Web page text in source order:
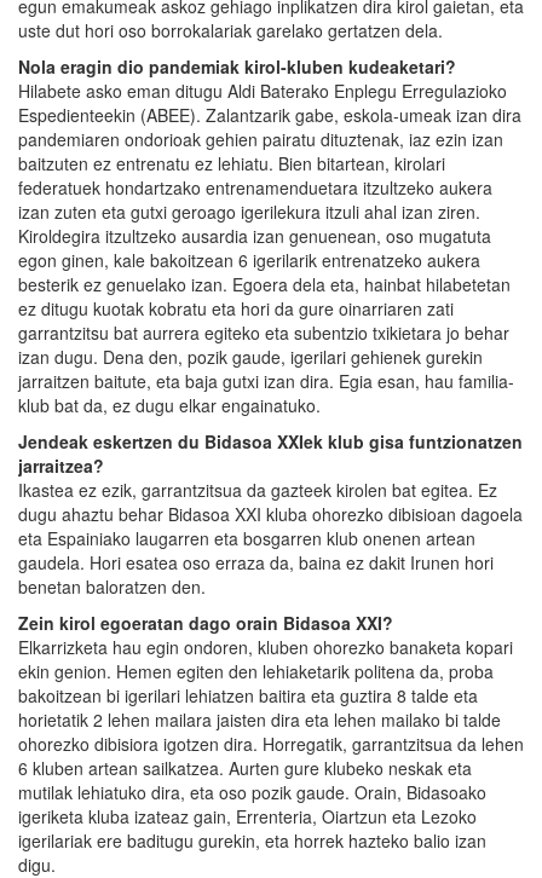
egun emakumeak askoz gehiago inplikatzen dira kirol gaietan, eta
uste dut hori oso borrokalariak garelako gertatzen dela.
Nola eragin dio pandemiak kirol-kluben kudeaketari?
Hilabete asko eman ditugu Aldi Baterako Enplegu Erregulazioko
Espedienteekin (ABEE). Zalantzarik gabe, eskola-umeak izan dira
pandemiaren ondorioak gehien pairatu dituztenak, iaz ezin izan
baitzuten ez entrenatu ez lehiatu. Bien bitartean, kirolari
federatuek hondartzako entrenamenduetara itzultzeko aukera
izan zuten eta gutxi geroago igerilekura itzuli ahal izan ziren.
Kiroldegira itzultzeko ausardia izan genuenean, oso mugatuta
egon ginen, kale bakoitzean 6 igerilarik entrenatzeko aukera
besterik ez genuelako izan. Egoera dela eta, hainbat hilabetetan
ez ditugu kuotak kobratu eta hori da gure oinarriaren zati
garrantzitsu bat aurrera egiteko eta subentzio txikietara jo behar
izan dugu. Dena den, pozik gaude, igerilari gehienek gurekin
jarraitzen baitute, eta baja gutxi izan dira. Egia esan, hau familia-
klub bat da, ez dugu elkar engainatuko.
Jendeak eskertzen du Bidasoa XXIek klub gisa funtzionatzen
jarraitzea?
Ikastea ez ezik, garrantzitsua da gazteek kirolen bat egitea. Ez
dugu ahaztu behar Bidasoa XXI kluba ohorezko dibisioan dagoela
eta Espainiako laugarren eta bosgarren klub onenen artean
gaudela. Hori esatea oso erraza da, baina ez dakit Irunen hori
benetan baloratzen den.
Zein kirol egoeratan dago orain Bidasoa XXI?
Elkarrizketa hau egin ondoren, kluben ohorezko banaketa kopari
ekin genion. Hemen egiten den lehiaketarik politena da, proba
bakoitzean bi igerilari lehiatzen baitira eta guztira 8 talde eta
horietatik 2 lehen mailara jaisten dira eta lehen mailako bi talde
ohorezko dibisiora igotzen dira. Horregatik, garrantzitsua da lehen
6 kluben artean sailkatzea. Aurten gure klubeko neskak eta
mutilak lehiatuko dira, eta oso pozik gaude. Orain, Bidasoako
igeriketa kluba izateaz gain, Errenteria, Oiartzun eta Lezoko
igerilariak ere baditugu gurekin, eta horrek hazteko balio izan
digu.